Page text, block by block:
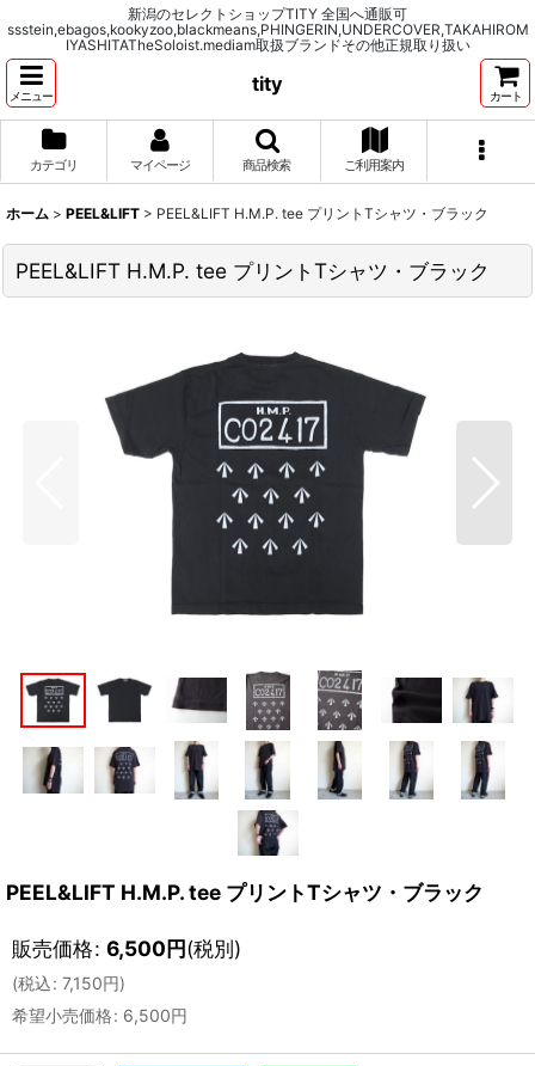
新潟のセレクトショップTITY 全国へ通販可
ssstein,ebagos,kookyzoo,blackmeans,PHINGERIN,UNDERCOVER,TAKAHIROM
IYASHITATheSoloist.mediam取扱ブランドその他正規取り扱い
メニュー
tity
カート
カテゴリ マイページ 商品検索 ご利用案内
ホーム > PEEL&LIFT > PEEL&LIFT H.M.P. tee プリントTシャツ・ブラック
PEEL&LIFT H.M.P. tee プリントTシャツ・ブラック
PEEL&LIFT H.M.P. tee プリントTシャツ・ブラック
販売価格: 6,500円(税別)
(税込: 7,150円)
希望小売価格: 6,500円